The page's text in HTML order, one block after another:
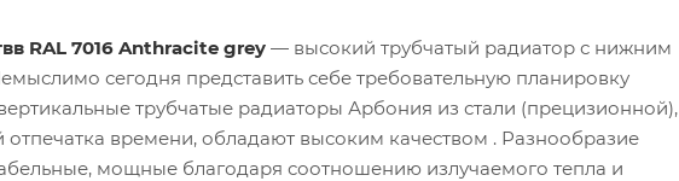
RAL 7016 Anthracite grey — высокий трубчатый радиатор с нижним
сегодня представить себе требовательную планировку
трубчатые радиаторы Арбония из стали (прецизионной),
времени, обладают высоким качеством . Разнообразие
мощные благодаря соотношению излучаемого тепла и